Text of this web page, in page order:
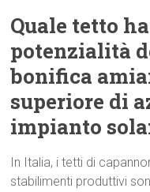
Quale tetto
potenzialità
bonifica
superiore di
impianto
In Italia, i tetti di
stabilimenti produttivi